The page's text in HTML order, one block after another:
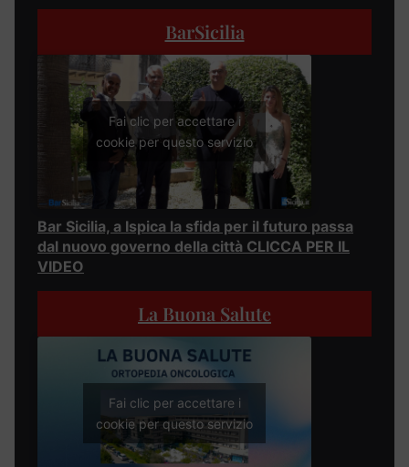
BarSicilia
Fai clic per accettare i
cookie per questo servizio
Bar Sicilia, a Ispica la sfida per il futuro passa
dal nuovo governo della città CLICCA PER IL
VIDEO
La Buona Salute
Fai clic per accettare i
cookie per questo servizio